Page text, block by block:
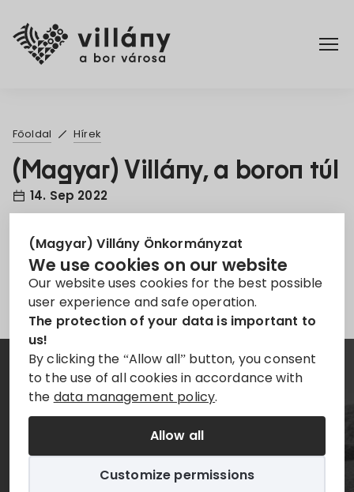
(Magyar) Villány Önkormányzat
We use cookies on our website
Our website uses cookies for the best possible
user experience and safe operation.
The protection of your data is important to
us!
By clicking the “Allow all” button, you consent
to the use of all cookies in accordance with
the data management policy.
Allow all
Customize permissions
Rendelettár
Főoldal Hírek
(Magyar) Villány, a boron túl
14. Sep 2022
Pályázat Termékek Villány
Sorry, this entry is only available inMagyar.
Hírlevél
Értesüljön elsőként a legfrissebb villányi
infókról!